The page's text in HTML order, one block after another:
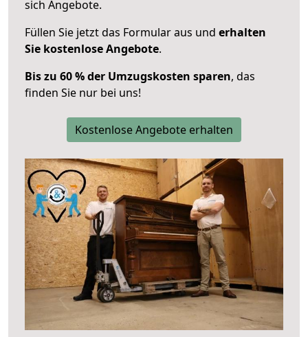
sich Angebote.
Füllen Sie jetzt das Formular aus und erhalten
Sie kostenlose Angebote.
Bis zu 60 % der Umzugskosten sparen, das
finden Sie nur bei uns!
Kostenlose Angebote erhalten